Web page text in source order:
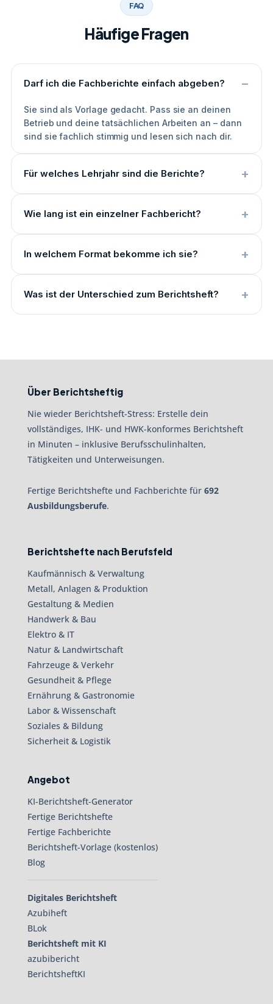
FAQ
Häufige Fragen
Darf ich die Fachberichte einfach abgeben?
Sie sind als Vorlage gedacht. Pass sie an deinen
Betrieb und deine tatsächlichen Arbeiten an – dann
sind sie fachlich stimmig und lesen sich nach dir.
Für welches Lehrjahr sind die Berichte?
Wie lang ist ein einzelner Fachbericht?
In welchem Format bekomme ich sie?
Was ist der Unterschied zum Berichtsheft?
Über Berichtsheftig
Nie wieder Berichtsheft-Stress: Erstelle dein
vollständiges, IHK- und HWK-konformes Berichtsheft
in Minuten – inklusive Berufsschulinhalten,
Tätigkeiten und Unterweisungen.
Fertige Berichtshefte und Fachberichte für 692
Ausbildungsberufe.
Berichtshefte nach Berufsfeld
Kaufmännisch & Verwaltung
Metall, Anlagen & Produktion
Gestaltung & Medien
Handwerk & Bau
Elektro & IT
Natur & Landwirtschaft
Fahrzeuge & Verkehr
Gesundheit & Pflege
Ernährung & Gastronomie
Labor & Wissenschaft
Soziales & Bildung
Sicherheit & Logistik
Angebot
KI-Berichtsheft-Generator
Fertige Berichtshefte
Fertige Fachberichte
Berichtsheft-Vorlage (kostenlos)
Blog
Digitales Berichtsheft
Azubiheft
BLok
Berichtsheft mit KI
azubibericht
BerichtsheftKI